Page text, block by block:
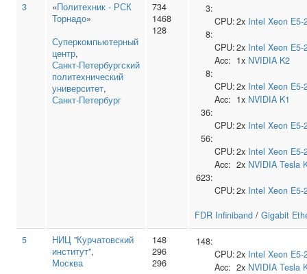
3
«Политехник - РСК
Торнадо»
Суперкомпьютерный
центр,
Санкт‑Петербургский
политехнический
университет,
Санкт-Петербург
734
1468
128
3:
CPU:2x Intel Xeon E5-
8:
CPU:2x Intel Xeon E5-
Acc: 1x NVIDIA K2
8:
CPU:2x Intel Xeon E5-
Acc: 1x NVIDIA K1
36:
CPU:2x Intel Xeon E5-
56:
CPU:2x Intel Xeon E5-
Acc: 2x NVIDIA Tesla
623:
CPU:2x Intel Xeon E5-
FDR Infiniband / Gigabit
5
НИЦ "Курчатовский
институт",
Москва
148
296
296
148:
CPU:2x Intel Xeon E5-
Acc: 2x NVIDIA Tesla